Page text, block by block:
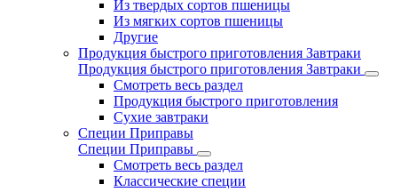
Из твердых сортов пшеницы
Из мягких сортов пшеницы
Другие
Продукция быстрого приготовления Завтраки
Продукция быстрого приготовления Завтраки
Смотреть весь раздел
Продукция быстрого приготовления
Сухие завтраки
Специи Приправы
Специи Приправы
Смотреть весь раздел
Классические специи